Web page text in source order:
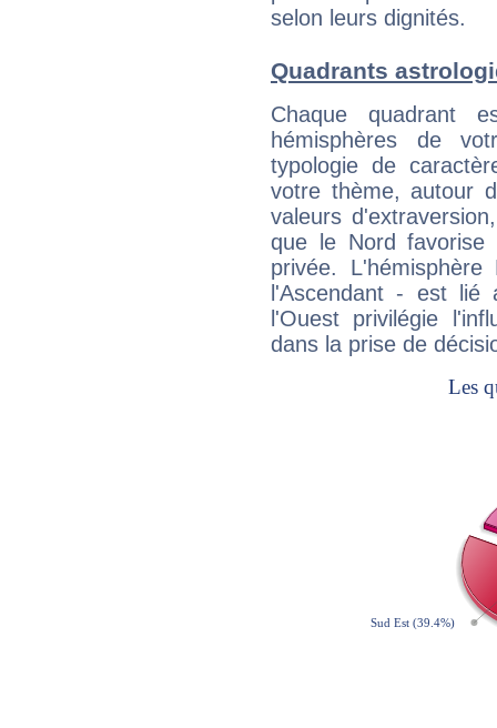
selon leurs dignités.
Quadrants
Chaque quadrant
hémisphères de
typologie de
votre thème, autour
valeurs
que le Nord favorise
privée.
l'Ascendant - est
l'Ouest privilégie
dans la prise de